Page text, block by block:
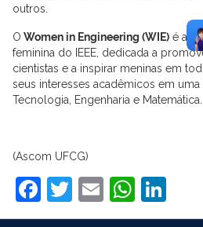
outros.
O Women in Engineering (WIE) é a
feminina do IEEE, dedicada a
cientistas e a inspirar meninas em
seus interesses acadêmicos em uma
Tecnologia, Engenharia e Matemática.
(Ascom UFCG)
Facebook
Twitter
Email